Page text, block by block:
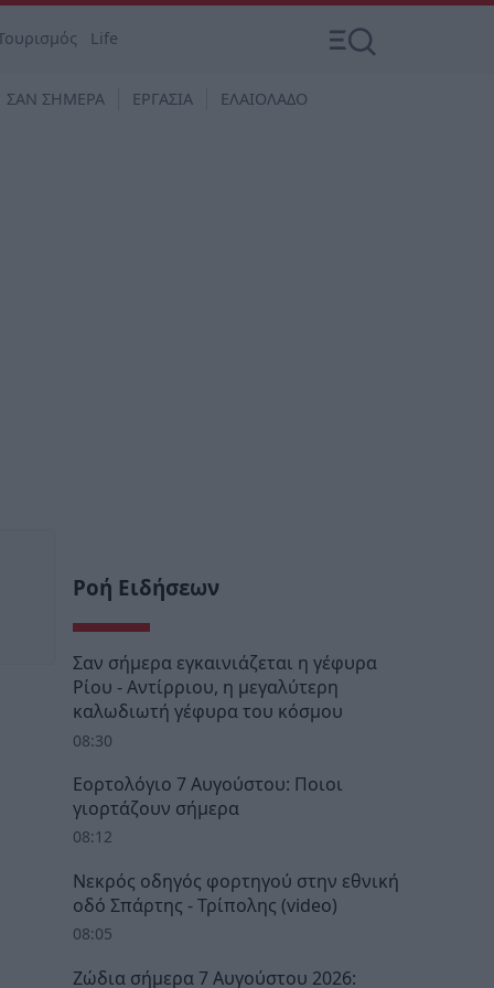
Life
ΣΑΝ ΣΗΜΕΡΑ ΕΡΓΑΣΙΑ ΕΛΑΙΟΛΑΔΟ
Ροή Ειδήσεων
Σαν σήμερα εγκαινιάζεται η γέφυρα
Ρίου - Αντίρριου, η μεγαλύτερη
καλωδιωτή γέφυρα του κόσμου
08:30
Εορτολόγιο 7 Αυγούστου: Ποιοι
γιορτάζουν σήμερα
08:12
Νεκρός οδηγός φορτηγού στην εθνική
οδό Σπάρτης - Τρίπολης (video)
08:05
Ζώδια σήμερα 7 Αυγούστου 2026: